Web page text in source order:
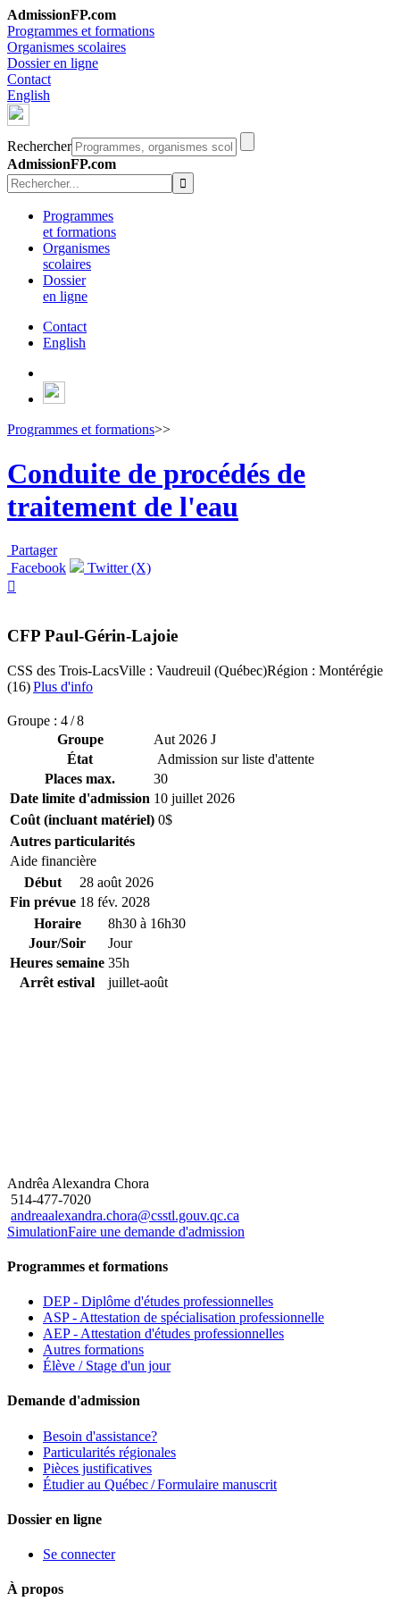
AdmissionFP.com
Programmes et formations
Organismes scolaires
Dossier en ligne
Contact
English
Rechercher
AdmissionFP.com
Programmes
et formations
Organismes
scolaires
Dossier
en ligne
Contact
English
Programmes et formations>>
Conduite de procédés de
traitement de l'eau
Partager
Facebook
Twitter (X)

CFP Paul-Gérin-Lajoie
CSS des Trois-LacsVille : Vaudreuil (Québec)Région : Montérégie
(16)Plus d'info
Groupe : 4 / 8
Groupe
Aut 2026 J
État
Admission sur liste d'attente
Places max.
30
Date limite d'admission 10 juillet 2026
Coût (incluant matériel) 0$
Autres particularités
Aide financière
Début
28 août 2026
Fin prévue 18 fév. 2028
Horaire
8h30 à 16h30
Jour/Soir
Jour
Heures semaine 35h
Arrêt estival
juillet-août
Andrêa Alexandra Chora
514-477-7020
andreaalexandra.chora@csstl.gouv.qc.ca
SimulationFaire une demande d'admission
Programmes et formations
DEP - Diplôme d'études professionnelles
ASP - Attestation de spécialisation professionnelle
AEP - Attestation d'études professionnelles
Autres formations
Élève / Stage d'un jour
Demande d'admission
Besoin d'assistance?
Particularités régionales
Pièces justificatives
Étudier au Québec / Formulaire manuscrit
Dossier en ligne
Se connecter
À propos